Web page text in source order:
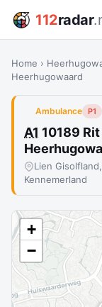
112radar
Home ›
Heerhugowaard
Ambulance P1
A1 10189
Lien
Kennemerland
+
−